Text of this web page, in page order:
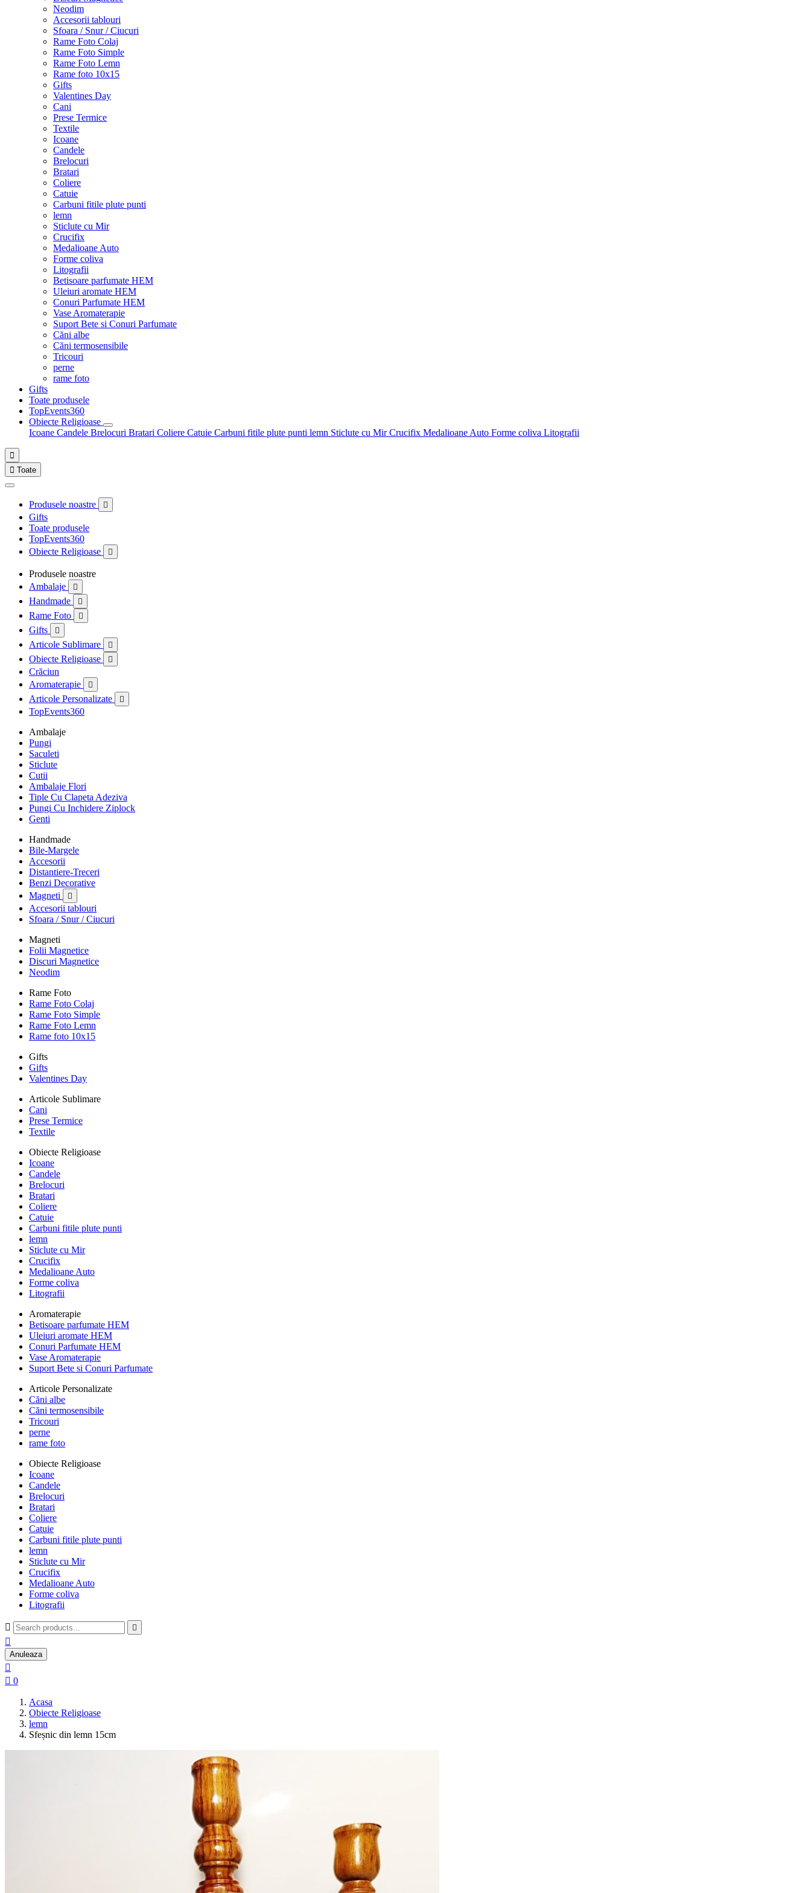
Neodim
Accesorii tablouri
Sfoara / Snur / Ciucuri
Rame Foto Colaj
Rame Foto Simple
Rame Foto Lemn
Rame foto 10x15
Gifts
Valentines Day
Cani
Prese Termice
Textile
Icoane
Candele
Brelocuri
Bratari
Coliere
Catuie
Carbuni fitile plute punti
lemn
Sticlute cu Mir
Crucifix
Medalioane Auto
Forme coliva
Litografii
Betisoare parfumate HEM
Uleiuri aromate HEM
Conuri Parfumate HEM
Vase Aromaterapie
Suport Bete si Conuri Parfumate
Căni albe
Căni termosensibile
Tricouri
perne
rame foto
Gifts
Toate produsele
TopEvents360
Obiecte Religioase
Icoane Candele Brelocuri Bratari Coliere Catuie Carbuni fitile plute punti lemn Sticlute cu MirCrucifix Medalioane Auto Forme coliva Litografii

 Toate
Produsele noastre 
Gifts
Toate produsele
TopEvents360
Obiecte Religioase

Produsele noastre
Ambalaje

Handmade 
Rame Foto 
Gifts 
Articole Sublimare 
Obiecte Religioase 
Crăciun
Aromaterapie

Articole Personalizate 
TopEvents360
Ambalaje
Pungi
Saculeti
Sticlute
Cutii
Ambalaje Flori
Tiple Cu Clapeta Adeziva
Pungi Cu Inchidere Ziplock
Genti
Handmade
Bile-Margele
Accesorii
Distantiere-Treceri
Benzi Decorative
Magneti

Accesorii tablouri
Sfoara / Snur / Ciucuri
Magneti
Folii Magnetice
Discuri Magnetice
Neodim
Rame Foto
Rame Foto Colaj
Rame Foto Simple
Rame Foto Lemn
Rame foto 10x15
Gifts
Gifts
Valentines Day
Articole Sublimare
Cani
Prese Termice
Textile
Obiecte Religioase
Icoane
Candele
Brelocuri
Bratari
Coliere
Catuie
Carbuni fitile plute punti
lemn
Sticlute cu Mir
Crucifix
Medalioane Auto
Forme coliva
Litografii
Aromaterapie
Betisoare parfumate HEM
Uleiuri aromate HEM
Conuri Parfumate HEM
Vase Aromaterapie
Suport Bete si Conuri Parfumate
Articole Personalizate
Căni albe
Căni termosensibile
Tricouri
perne
rame foto
Obiecte Religioase
Icoane
Candele
Brelocuri
Bratari
Coliere
Catuie
Carbuni fitile plute punti
lemn
Sticlute cu Mir
Crucifix
Medalioane Auto
Forme coliva
Litografii
 

Anuleaza

 0
Acasa
Obiecte Religioase
lemn
Sfeșnic din lemn 15cm